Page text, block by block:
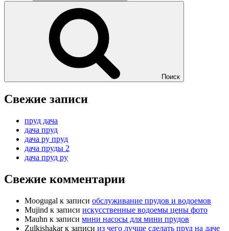
Поиск
Свежие записи
пруд дача
дача пруд
дача ру пруд
дача пруды 2
дача пруд ру
Свежие комментарии
Moogugal к записи обслуживание прудов и водоемов
Mujind к записи искусственные водоемы цены фото
Mauhn к записи мини насосы для мини прудов
Zulkishakarк записи из чего лучше сделать пруд на даче